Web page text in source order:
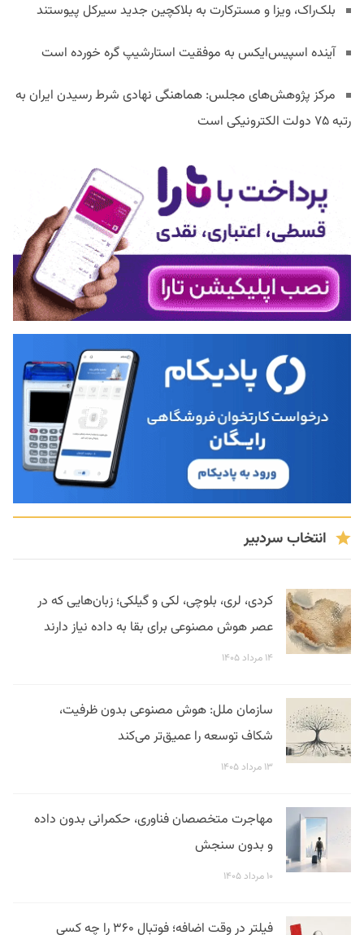
بلک‌راک، ویزا و مسترکارت به بلاکچین جدید سیرکل پیوستند
آینده اسپیس‌ایکس به موفقیت استارشیپ گره خورده است
مرکز پژوهش‌های مجلس: هماهنگی نهادی شرط رسیدن ایران به
رتبه ۷۵ دولت الکترونیکی است
انتخاب سردبیر
کردی، لری، بلوچی، لکی و گیلکی؛ زبان‌هایی که در
عصر هوش مصنوعی برای بقا به داده نیاز دارند
۱۴ مرداد ۱۴۰۵
سازمان ملل: هوش مصنوعی بدون ظرفیت،
شکاف توسعه را عمیق‌تر می‌کند
۱۳ مرداد ۱۴۰۵
مهاجرت متخصصان فناوری، حکمرانی بدون داده
و بدون سنجش
۱۰ مرداد ۱۴۰۵
فیلتر در وقت اضافه؛ فوتبال ۳۶۰ را چه کسی